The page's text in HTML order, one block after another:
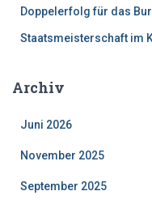
Doppelerfolg für das
Staatsmeisterschaft im
Archiv
Juni 2026
November 2025
September 2025